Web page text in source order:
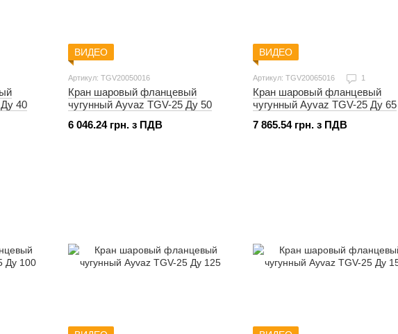
40
ВИДЕО
Артикул: TGV20050016
Кран шаровый фланцевый
чугунный Ayvaz TGV-25 Ду 50
6 046.24 грн. з ПДВ
ВИДЕО
Артикул: TGV20065016 1
Кран шаровый фланцевый
чугунный Ayvaz TGV-25 Ду 65
7 865.54 грн. з ПДВ